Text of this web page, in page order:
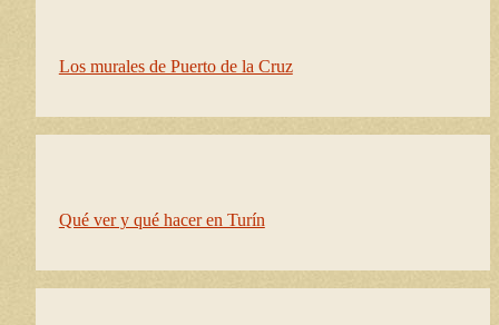
Los murales de Puerto de la Cruz
Qué ver y qué hacer en Turín